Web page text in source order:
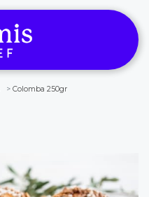
Colomba 250gr